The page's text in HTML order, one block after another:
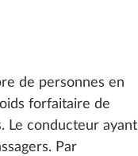
more
link.
€ de personnes en
forfaitaire de
Le conducteur ayant
Par